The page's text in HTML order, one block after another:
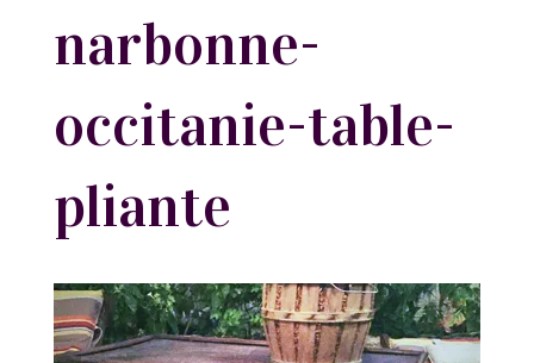
narbonne-
occitanie-table-
pliante